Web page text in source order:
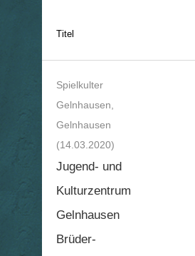
Titel
Spielkulter
Gelnhausen,
Gelnhausen
(14.03.2020)
Jugend- und
Kulturzentrum
Gelnhausen
Brüder-